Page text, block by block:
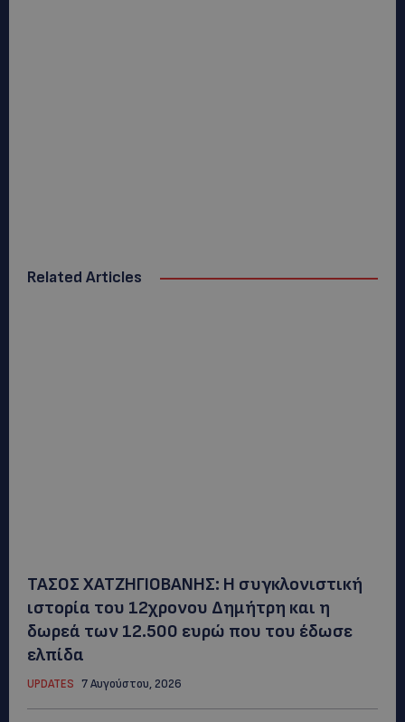
Related Articles
ΤΑΣΟΣ ΧΑΤΖΗΓΙΟΒΑΝΗΣ: Η συγκλονιστική
ιστορία του 12χρονου Δημήτρη και η
δωρεά των 12.500 ευρώ που του έδωσε
ελπίδα
UPDATES 7 Αυγούστου, 2026